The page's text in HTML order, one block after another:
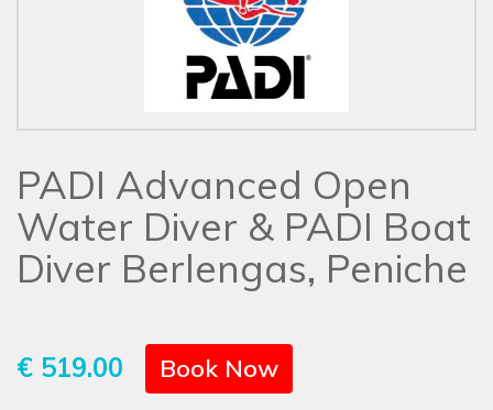
PADI Advanced Open
Water Diver & PADI Boat
Diver Berlengas, Peniche
€ 519.00 Book Now